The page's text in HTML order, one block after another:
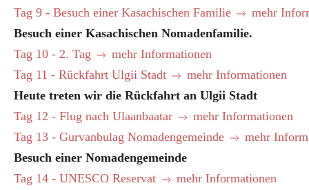
Tag 9 - Besuch einer Kasachischen Familie
mehr
Besuch einer Kasachischen Nomadenfamilie.
Tag 10 - 2. Tag
mehr Informationen
Tag 11 - Rückfahrt Ulgii Stadt
mehr Informationen
Heute treten wir die Rückfahrt an Ulgii Stadt
Tag 12 - Flug nach Ulaanbaatar
mehr Informationen
Tag 13 - Gurvanbulag Nomadengemeinde
mehr
Besuch einer Nomadengemeinde
Tag 14 - UNESCO Reservat
mehr Informationen